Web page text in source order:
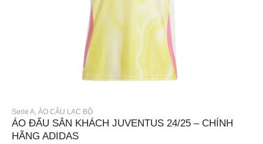
Serie A, ÁO CÂU LẠC BỘ
ÁO ĐẤU SÂN KHÁCH JUVENTUS 24/25 – CHÍNH
HÃNG ADIDAS